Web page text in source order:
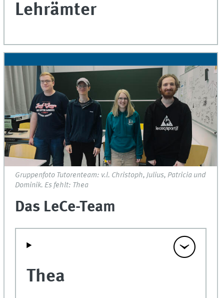
Lehrämter
Gruppenfoto Tutorenteam: v.l. Christoph, Julius, Patricia und
Dominik. Es fehlt: Thea
Das LeCe-Team
Thea